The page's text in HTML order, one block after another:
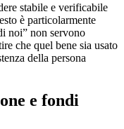
stabile e verificabile
è particolarmente
noi” non servono
che quel bene sia usato
della persona
e fondi